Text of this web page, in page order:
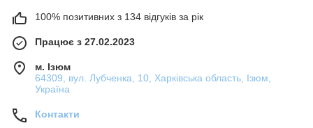
100% позитивних з 134 відгуків за рік
Працює з 27.02.2023
м. Ізюм
64309, вул. Лубченка, 10, Харківська область, Ізюм,
Україна
Контакти